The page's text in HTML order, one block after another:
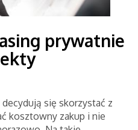
prywatnie
się skorzystać z
kosztowny zakup i nie